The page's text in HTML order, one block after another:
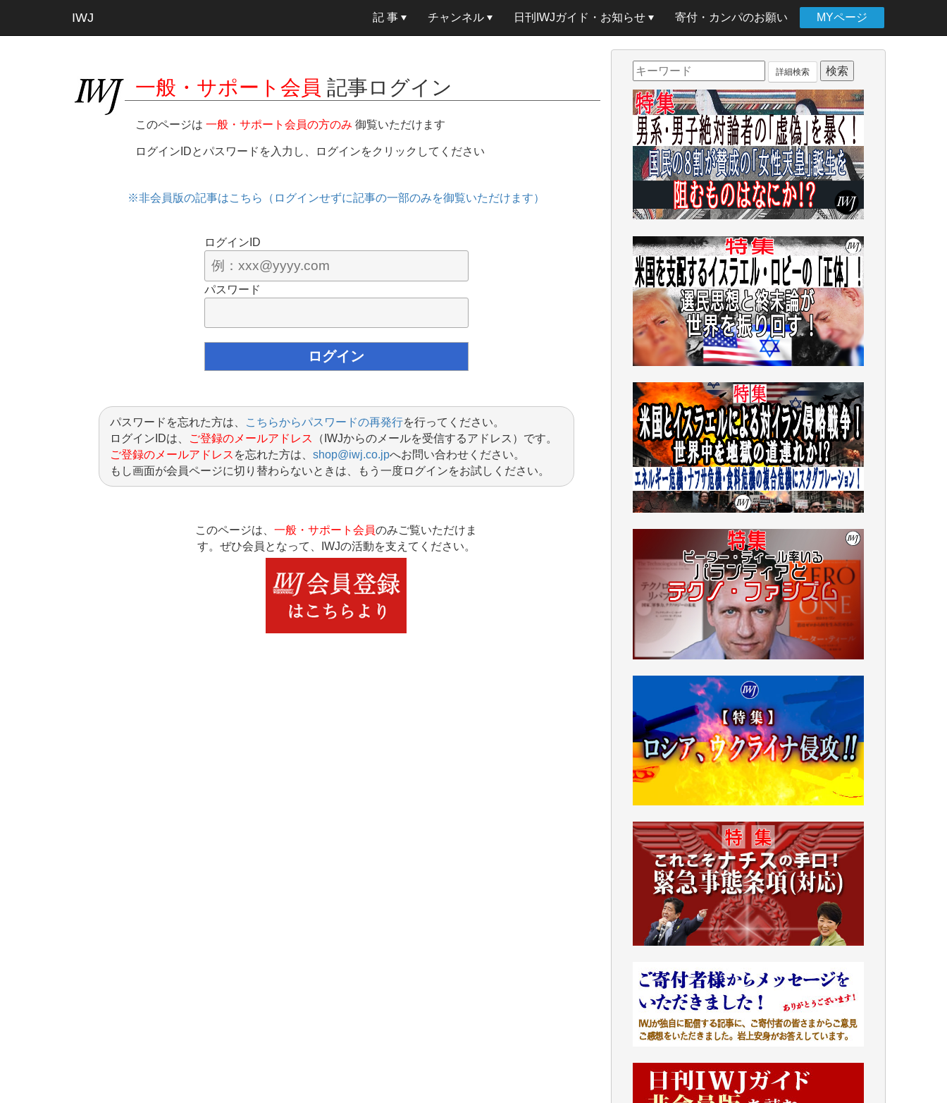
IWJ 記 事 チャンネル 日刊IWJガイド・お知らせ 寄付・カンパのお願い MYページ
一般・サポート会員 記事ログイン
このページは 一般・サポート会員の方のみ 御覧いただけます
ログインIDとパスワードを入力し、ログインをクリックしてください
※非会員版の記事はこちら（ログインせずに記事の一部のみを御覧いただけます）
ログインID
パスワード
パスワードを忘れた方は、 こちらからパスワードの再発行を行ってください。
ログインIDは、
ご登録のメールアドレス （IWJからのメールを受信するアドレス）です。
ご登録のメールアドレス を忘れた方は、 shop@iwj.co.jpへお問い合わせください。
もし画面が会員ページに切り替わらないときは、もう一度ログインをお試しください。
このページは、 一般・サポート会員のみご覧いただけま
す。ぜひ会員となって、IWJの活動を支えてください。
詳細検索